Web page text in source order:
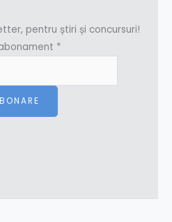
pentru știri și concursuri!
*